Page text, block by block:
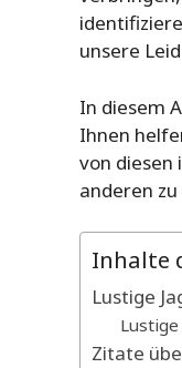
unsere
In diesem
Ihnen
von
anderen
Inhalte
Lustige
Zitate